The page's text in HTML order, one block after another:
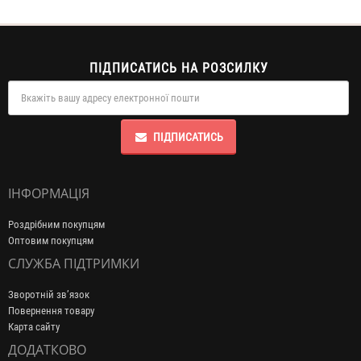
ПІДПИСАТИСЬ НА РОЗСИЛКУ
ПІДПИСАТИСЬ
ІНФОРМАЦІЯ
Роздрібним покупцям
Оптовим покупцям
СЛУЖБА ПІДТРИМКИ
Зворотній зв’язок
Повернення товару
Карта сайту
ДОДАТКОВО